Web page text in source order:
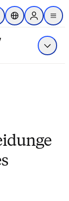
wechseln
öffnen
Standortauswahl
Sign in to
menu
Menü